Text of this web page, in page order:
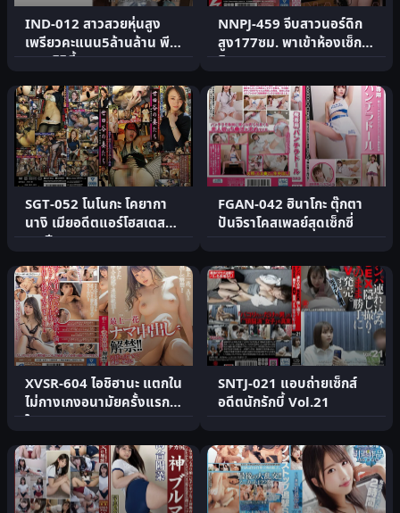
IND-012 สาวสวยหุ่นสูง
เพรียวคะแนน5ล้านล้าน พี
แอคติวิตี้
NNPJ-459 จีบสาวนอร์ดิก
สูง177ซม. พาเข้าห้องเซ็กส์
ดิบ
SGT-052 โนโนกะ โคยากา
นางิ เมียอดีตแอร์โฮสเตส
28 ปี
FGAN-042 ฮินาโกะ ตุ๊กตา
ปันจิราโคสเพลย์สุดเซ็กซี่
XVSR-604 ไอชิฮานะ แตกใน
ไม่กางเกงอนามัยครั้งแรก
ในAV
SNTJ-021 แอบถ่ายเซ็กส์
อดีตนักรักบี้ Vol.21